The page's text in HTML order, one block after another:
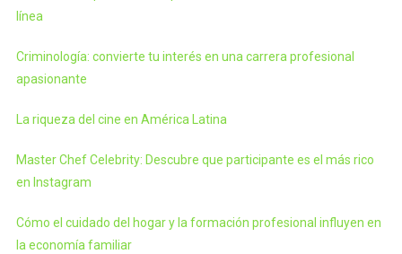
línea
Criminología: convierte tu interés en una carrera profesional
apasionante
La riqueza del cine en América Latina
Master Chef Celebrity: Descubre que participante es el más rico
en Instagram
Cómo el cuidado del hogar y la formación profesional influyen en
la economía familiar